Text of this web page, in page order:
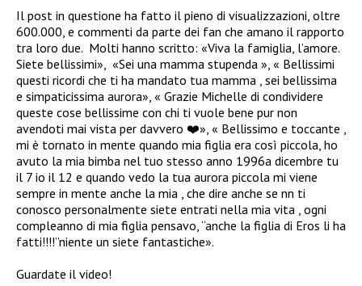
Il post in questione ha fatto il pieno di visualizzazioni, oltre
600.000, e commenti da parte dei fan che amano il rapporto
tra loro due. Molti hanno scritto: «Viva la famiglia, l’amore.
Siete bellissimi», «Sei una mamma stupenda », « Bellissimi
questi ricordi che ti ha mandato tua mamma , sei bellissima
e simpaticissima aurora», « Grazie Michelle di condividere
queste cose bellissime con chi ti vuole bene pur non
avendoti mai vista per davvero ❤️», « Bellissimo e toccante ,
mi è tornato in mente quando mia figlia era così piccola, ho
avuto la mia bimba nel tuo stesso anno 1996a dicembre tu
il 7 io il 12 e quando vedo la tua aurora piccola mi viene
sempre in mente anche la mia , che dire anche se nn ti
conosco personalmente siete entrati nella mia vita , ogni
compleanno di mia figlia pensavo, “anche la figlia di Eros li ha
fatti!!!!”niente un siete fantastiche».
Guardate il video!